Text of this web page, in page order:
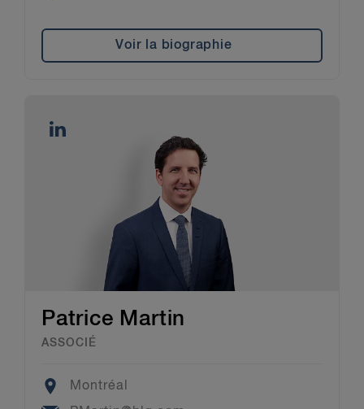
Voir la biographie
Patrice Martin
ASSOCIÉ
Location
Montréal